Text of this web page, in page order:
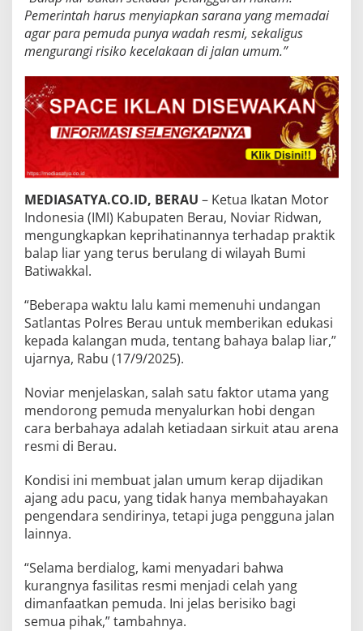
Pemerintah harus menyiapkan sarana yang memadai
agar para pemuda punya wadah resmi, sekaligus
mengurangi risiko kecelakaan di jalan umum.”
MEDIASATYA.CO.ID, BERAU – Ketua Ikatan Motor
Indonesia (IMI) Kabupaten Berau, Noviar Ridwan,
mengungkapkan keprihatinannya terhadap praktik
balap liar yang terus berulang di wilayah Bumi
Batiwakkal.
“Beberapa waktu lalu kami memenuhi undangan
Satlantas Polres Berau untuk memberikan edukasi
kepada kalangan muda, tentang bahaya balap liar,”
ujarnya, Rabu (17/9/2025).
Noviar menjelaskan, salah satu faktor utama yang
mendorong pemuda menyalurkan hobi dengan
cara berbahaya adalah ketiadaan sirkuit atau arena
resmi di Berau.
Kondisi ini membuat jalan umum kerap dijadikan
ajang adu pacu, yang tidak hanya membahayakan
pengendara sendirinya, tetapi juga pengguna jalan
lainnya.
“Selama berdialog, kami menyadari bahwa
kurangnya fasilitas resmi menjadi celah yang
dimanfaatkan pemuda. Ini jelas berisiko bagi
semua pihak,” tambahnya.